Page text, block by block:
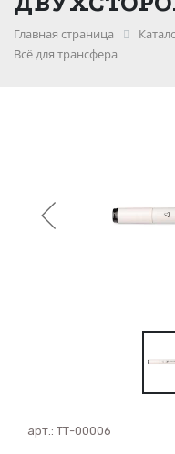
Главная страница
Всё для трансфера
арт.: ТТ-00006